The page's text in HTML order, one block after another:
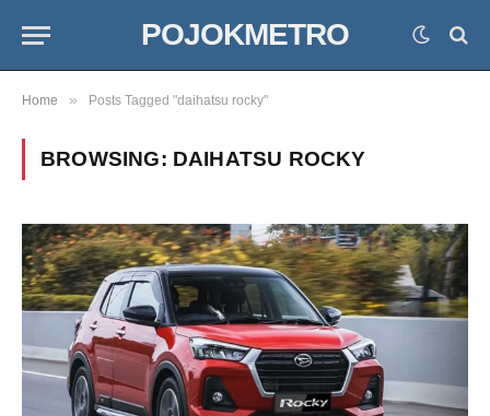
POJOKMETRO
Home » Posts Tagged "daihatsu rocky"
BROWSING: DAIHATSU ROCKY